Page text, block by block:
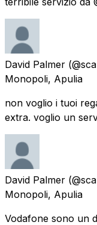
David Palmer
Monopoli, Apulia
non voglio i tuoi
extra. voglio un
David Palmer
Monopoli, Apulia
Vodafone sono un